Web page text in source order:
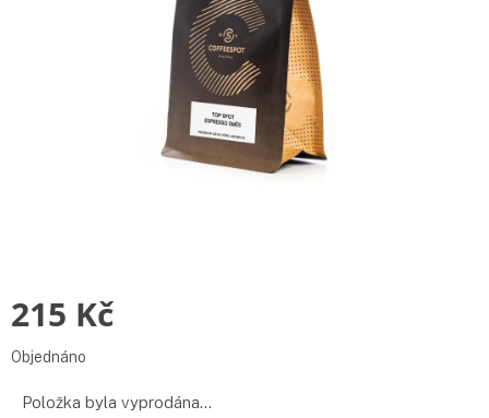
215 Kč
Měrná
Objednáno
Položka byla vyprodána…